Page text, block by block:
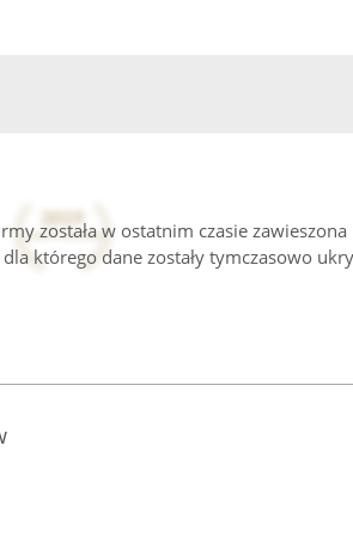
została w ostatnim czasie
dla którego dane zostały tymczasowo